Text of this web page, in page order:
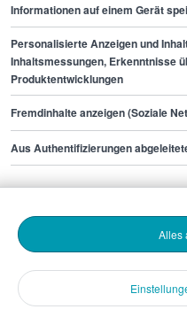
Finde den
der zu dir
Bewerbende
Informationen auf einem Gerät
Personalisierte Anzeigen und
Inhaltsmessungen, Erkenntnisse
Produktentwicklungen
Fremdinhalte anzeigen (Soziale
Aus Authentifizierungen
Alles